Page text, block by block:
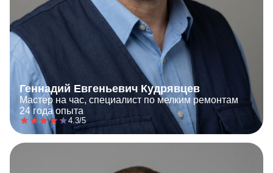
Геннадий Евгеньевич Кудрявцев
Мастер на час, специалист по мелким ремонтам
24 года опыта
4.3/5